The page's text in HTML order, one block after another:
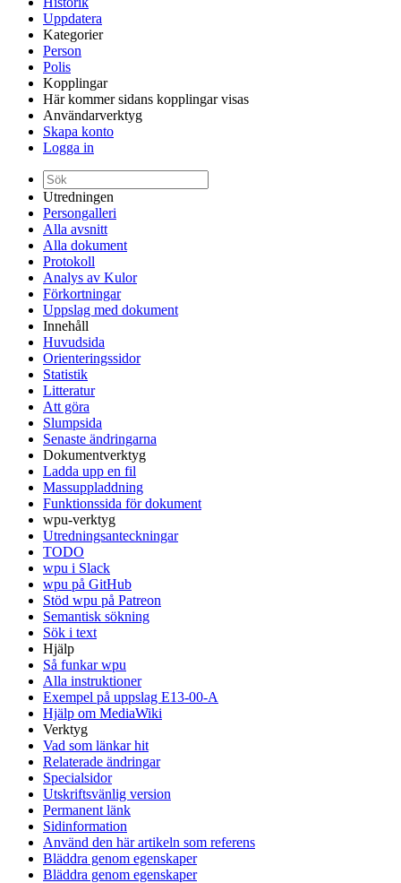
Uppdatera
Kategorier
Person
Polis
Kopplingar
Här kommer sidans kopplingar visas
Användarverktyg
Skapa konto
Logga in
Utredningen
Persongalleri
Alla avsnitt
Alla dokument
Protokoll
Analys av Kulor
Förkortningar
Uppslag med dokument
Innehåll
Huvudsida
Orienteringssidor
Statistik
Litteratur
Att göra
Slumpsida
Senaste ändringarna
Dokumentverktyg
Ladda upp en fil
Massuppladdning
Funktionssida för dokument
wpu-verktyg
Utredningsanteckningar
TODO
wpu i Slack
wpu på GitHub
Stöd wpu på Patreon
Semantisk sökning
Sök i text
Hjälp
Så funkar wpu
Alla instruktioner
Exempel på uppslag E13-00-A
Hjälp om MediaWiki
Verktyg
Vad som länkar hit
Relaterade ändringar
Specialsidor
Utskriftsvänlig version
Permanent länk
Sidinformation
Använd den här artikeln som referens
Bläddra genom egenskaper
Bläddra genom egenskaper